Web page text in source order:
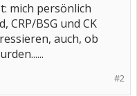
Oder schmerzarm, so
dennoch etwas
mich persönlich
BSG und CK
auch, ob
#2